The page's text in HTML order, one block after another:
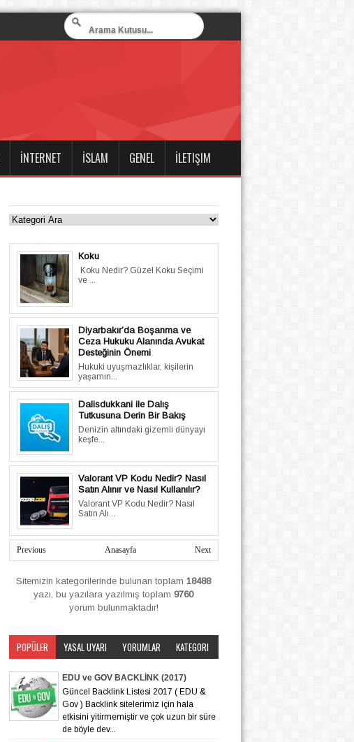
İNTERNET İSLAM GENEL İLETIŞIM
Koku
Koku Nedir? Güzel Koku Seçimi
ve ...
Diyarbakır’da Boşanma ve
Ceza Hukuku Alanında Avukat
Desteğinin Önemi
Hukuki uyuşmazlıklar, kişilerin
yaşamın...
Dalisdukkani ile Dalış
Tutkusuna Derin Bir Bakış
Denizin altındaki gizemli dünyayı
keşfe...
Valorant VP Kodu Nedir? Nasıl
Satın Alınır ve Nasıl Kullanılır?
Valorant VP Kodu Nedir? Nasıl
Satın Alı...
Previous Next
Anasayfa
Sitemizin kategorilerinde bulunan toplam 18488
yazı, bu yazılara yazılmış toplam 9760
yorum bulunmaktadır!
POPÜLER YASAL UYARI YORUMLAR KATEGORI
EDU ve GOV BACKLİNK (2017)
Güncel Backlink Listesi 2017 ( EDU &
Gov ) Backlink sitelerimiz için hala
etkisini yitirmemiştir ve çok uzun bir süre
de böyle dev...